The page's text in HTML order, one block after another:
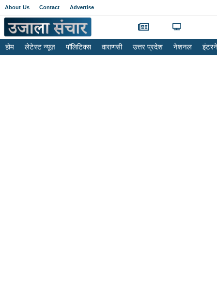
About Us Contact Advertise
होम लेटेस्ट न्यूज़ पॉलिटिक्स वाराणसी उत्तर प्रदेश नेशनल